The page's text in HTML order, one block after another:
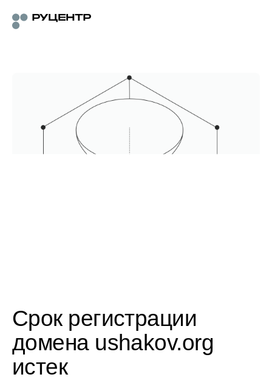
Срок регистрации
домена ushakov.org
истек